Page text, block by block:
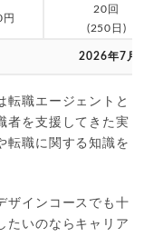
20回
(250日)
2026年7月
転職エージェントと
者を支援してきた実
転職に関する知識を
ザインコースでも十
たいのならキャリア